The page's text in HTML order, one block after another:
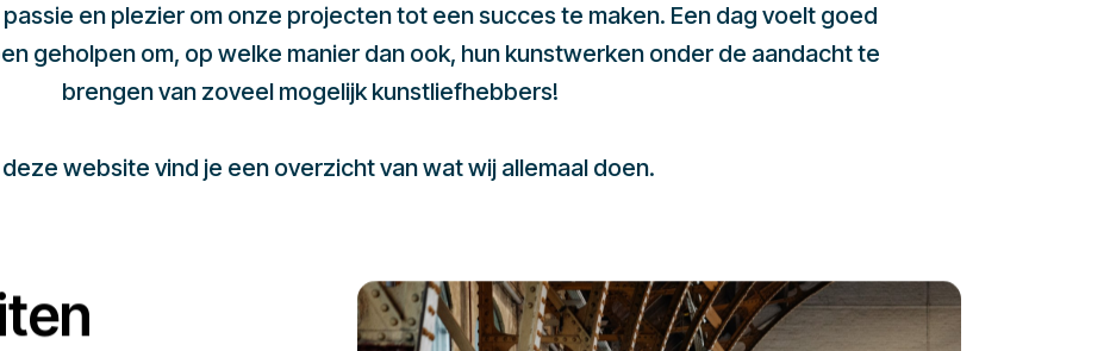
en plezier om onze projecten tot een succes te maken. Een dag voelt goed
geholpen om, op welke manier dan ook, hun kunstwerken onder de aandacht te
brengen van zoveel mogelijk kunstliefhebbers!
website vind je een overzicht van wat wij allemaal doen.